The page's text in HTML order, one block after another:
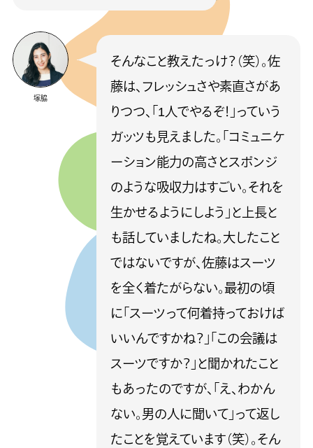
塚脇
そんなこと教えたっけ？（笑）。佐
藤は、フレッシュさや素直さがあ
りつつ、「1人でやるぞ！」っていう
ガッツも見えました。「コミュニケ
ーション能力の高さとスポンジ
のような吸収力はすごい。それを
生かせるようにしよう」と上長と
も話していましたね。大したこと
ではないですが、佐藤はスーツ
を全く着たがらない。最初の頃
に「スーツって何着持っておけば
いいんですかね？」「この会議は
スーツですか？」と聞かれたこと
もあったのですが、「え、わかん
ない。男の人に聞いて」って返し
たことを覚えています（笑）。そん